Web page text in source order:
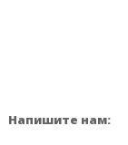
Напишите нам: